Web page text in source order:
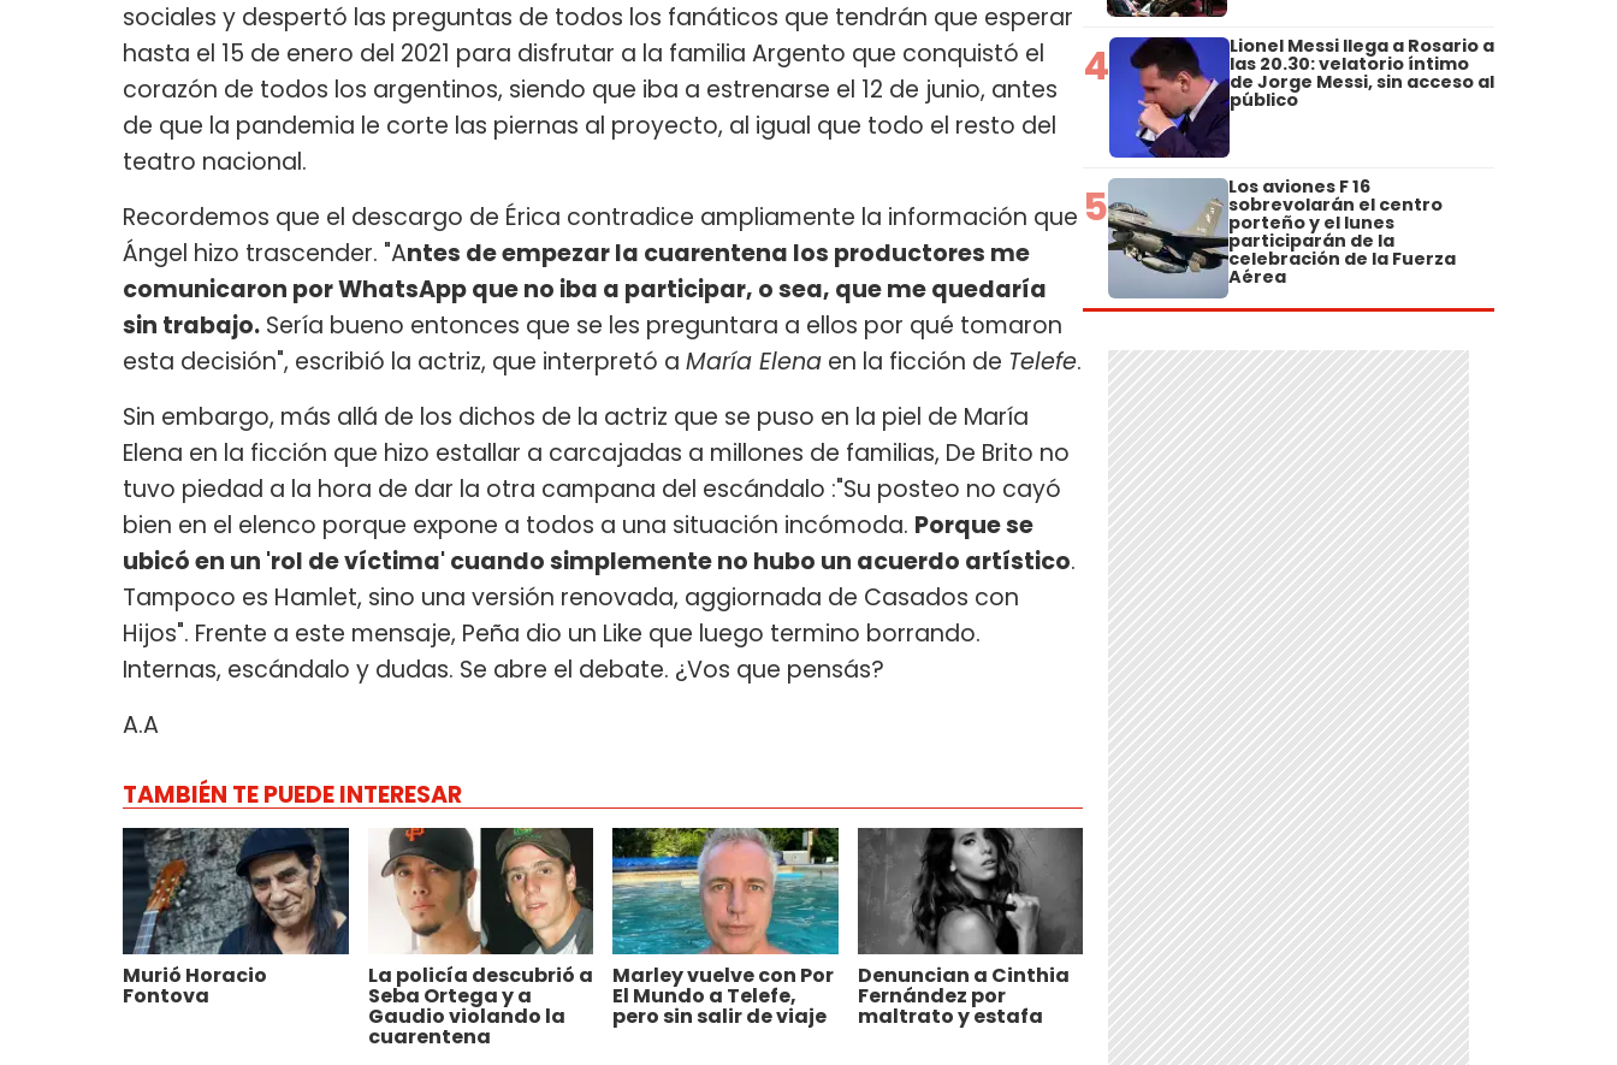
sociales y despertó las preguntas de todos los fanáticos que tendrán que esperar
hasta el 15 de enero del 2021 para disfrutar a la familia Argento que conquistó el
corazón de todos los argentinos, siendo que iba a estrenarse el 12 de junio, antes
de que la pandemia le corte las piernas al proyecto, al igual que todo el resto del
teatro nacional.
Recordemos que el descargo de Érica contradice ampliamente la información que
Ángel hizo trascender. "Antes de empezar la cuarentena los productores me
comunicaron por WhatsApp que no iba a participar, o sea, que me quedaría
sin trabajo. Sería bueno entonces que se les preguntara a ellos por qué tomaron
esta decisión", escribió la actriz, que interpretó a María Elena en la ficción de Telefe.
Sin embargo, más allá de los dichos de la actriz que se puso en la piel de María
Elena en la ficción que hizo estallar a carcajadas a millones de familias, De Brito no
tuvo piedad a la hora de dar la otra campana del escándalo :"Su posteo no cayó
bien en el elenco porque expone a todos a una situación incómoda. Porque se
ubicó en un 'rol de víctima' cuando simplemente no hubo un acuerdo artístico.
Tampoco es Hamlet, sino una versión renovada, aggiornada de Casados con
Hijos". Frente a este mensaje, Peña dio un Like que luego termino borrando.
Internas, escándalo y dudas. Se abre el debate. ¿Vos que pensás?
A.A
TAMBIÉN TE PUEDE INTERESAR
Murió Horacio
Fontova
La policía descubrió a
Seba Ortega y a
Gaudio violando la
cuarentena
Marley vuelve con Por
El Mundo a Telefe,
pero sin salir de viaje
Denuncian a Cinthia
Fernández por
maltrato y estafa
4 Lionel Messi llega a Rosario a
las 20.30: velatorio íntimo
de Jorge Messi, sin acceso al
público
5 Los aviones F 16
sobrevolarán el centro
porteño y el lunes
participarán de la
celebración de la Fuerza
Aérea